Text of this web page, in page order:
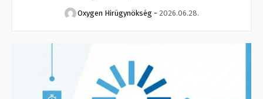
Oxygen Hirügynökség - 2026.06.28.